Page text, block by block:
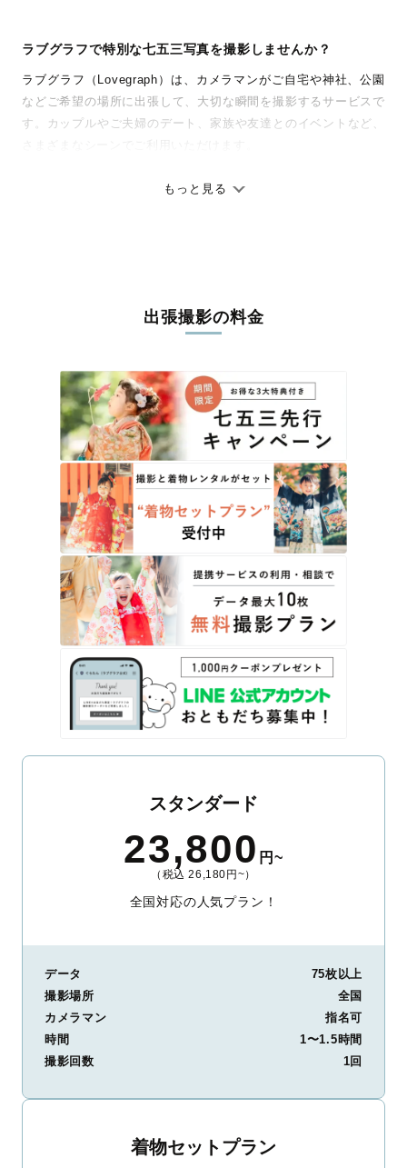
ラブグラフで特別な七五三写真を撮影しませんか？
ラブグラフ（Lovegraph）は、カメラマンがご自宅や神社、公園
などご希望の場所に出張して、大切な瞬間を撮影するサービスで
す。カップルやご夫婦のデート、家族や友達とのイベントなど、
ありのままの空気感を大切に、何十年経っても見返したくなるよ
ィを身につけたプロのカメラマンが全国47都道府県に在籍してい
ます。創業10年のノウハウを活かし、思い出に残る素敵な撮影体
丁寧なレタッチで思い出を美しく仕上げます
撮影後は、独自の編集技術で写真の明るさや色合いを丁寧に調
整。自然な雰囲気を残しつつも、おしゃれで洗練された仕上がり
に。きっと「こんな写真を撮ってほしかった！」と思える一枚に
出会えます。まずは、ラブグラフの撮影事例をご覧ください。
もっと見る
出張撮影の料金
スタンダード
23,800 円~
（税込 26,180円~）
全国対応の人気プラン！
データ
75枚以上
撮影場所
全国
カメラマン
指名可
時間
1〜1.5時間
撮影回数
1回
着物セットプラン